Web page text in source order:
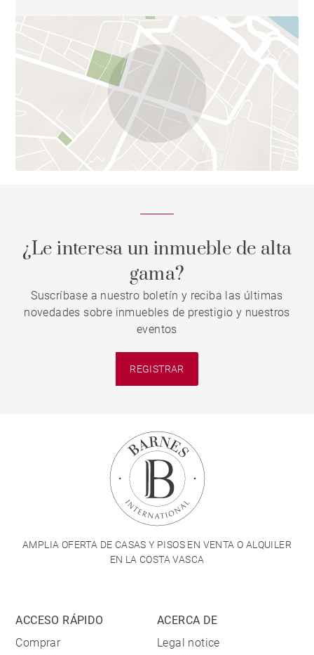
¿Le interesa un inmueble de alta
gama?
Suscríbase a nuestro boletín y reciba las últimas
novedades sobre inmuebles de prestigio y nuestros
eventos
REGISTRAR
AMPLIA OFERTA DE CASAS Y PISOS EN VENTA O ALQUILER
EN LA COSTA VASCA
ACCESO RÁPIDO
Comprar
ACERCA DE
Legal notice